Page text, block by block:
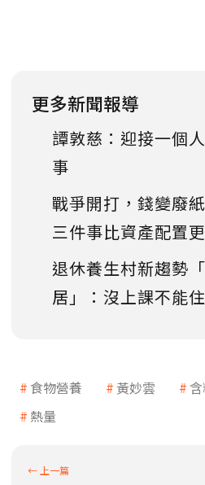
更多新聞報導
譚敦慈：迎接一個
事
戰爭開打，錢變廢
三件事比資產配置
退休養生村新趨勢
居」：沒上課不能
食物營養 黃妙雲
熱量